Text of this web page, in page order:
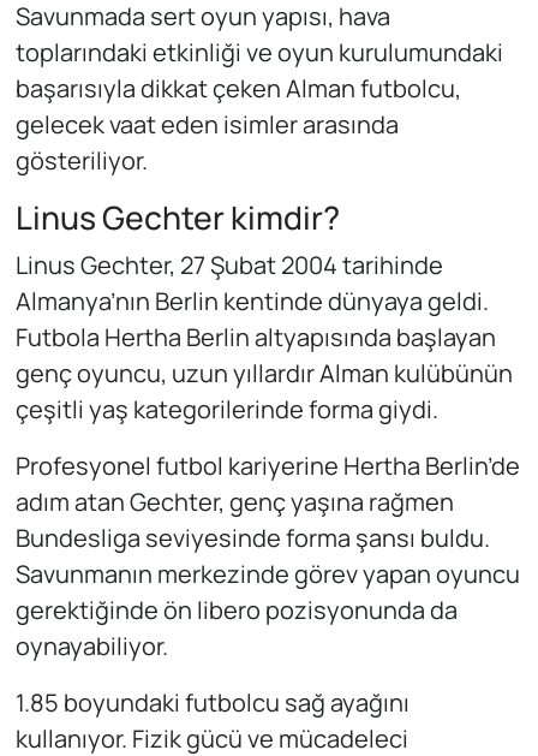
Savunmada sert oyun yapısı, hava
toplarındaki etkinliği ve oyun kurulumundaki
başarısıyla dikkat çeken Alman futbolcu,
gelecek vaat eden isimler arasında
gösteriliyor.
Linus Gechter kimdir?
Linus Gechter, 27 Şubat 2004 tarihinde
Almanya’nın Berlin kentinde dünyaya geldi.
Futbola Hertha Berlin altyapısında başlayan
genç oyuncu, uzun yıllardır Alman kulübünün
çeşitli yaş kategorilerinde forma giydi.
Profesyonel futbol kariyerine Hertha Berlin’de
adım atan Gechter, genç yaşına rağmen
Bundesliga seviyesinde forma şansı buldu.
Savunmanın merkezinde görev yapan oyuncu
gerektiğinde ön libero pozisyonunda da
oynayabiliyor.
1.85 boyundaki futbolcu sağ ayağını
kullanıyor. Fizik gücü ve mücadeleci